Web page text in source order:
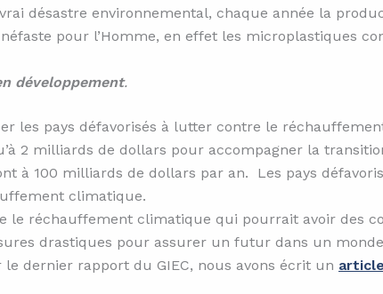
désastre environnemental, chaque année la
pour l’Homme, en effet les microplastiques
développement.
les pays défavorisés à lutter contre le
2 milliards de dollars pour accompagner la
à 100 milliards de dollars par an. Les pays
climatique.
réchauffement climatique qui pourrait avoir des
drastiques pour assurer un futur dans un
dernier rapport du GIEC, nous avons écrit un article